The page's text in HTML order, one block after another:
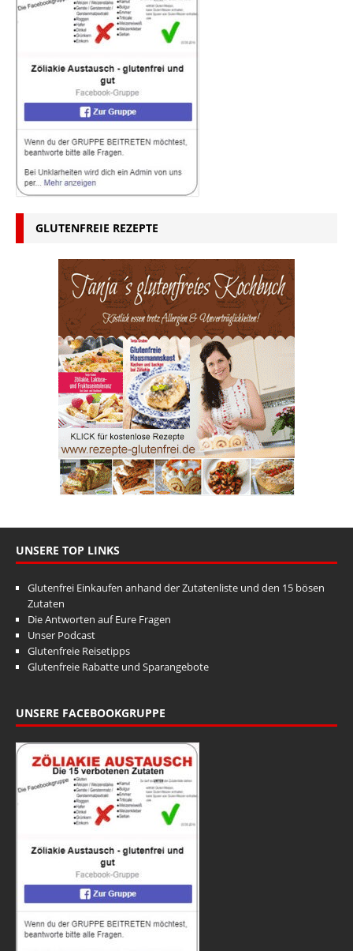
GLUTENFREIE REZEPTE
UNSERE TOP LINKS
Glutenfrei Einkaufen anhand der Zutatenliste und den 15 bösen
Zutaten
Die Antworten auf Eure Fragen
Unser Podcast
Glutenfreie Reisetipps
Glutenfreie Rabatte und Sparangebote
UNSERE FACEBOOKGRUPPE